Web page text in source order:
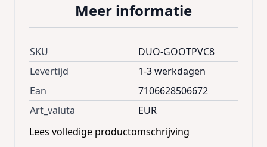
partytenten aan de kopse kanten.
Meer informatie
SKU
DUO-GOOTPVC8
Levertijd
1-3 werkdagen
Ean
7106628506672
Art_valuta
EUR
Lees volledige productomschrijving